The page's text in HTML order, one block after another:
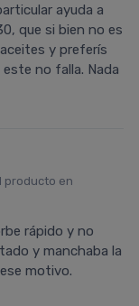
ayuda a
que si bien no es
y preferís
no falla. Nada
producto en
rápido y no
y manchaba la
motivo.